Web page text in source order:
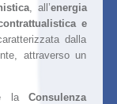
, all’energia
e
dalla
attraverso un
e laConsulenza